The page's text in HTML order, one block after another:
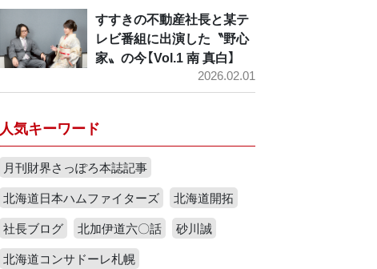
すすきの不動産社長と某テ
レビ番組に出演した〝野心
家〟の今【Vol.1 南 真白】
2026.02.01
人気キーワード
月刊財界さっぽろ本誌記事
北海道日本ハムファイターズ
北海道開拓
社長ブログ
北加伊道六〇話
砂川誠
北海道コンサドーレ札幌